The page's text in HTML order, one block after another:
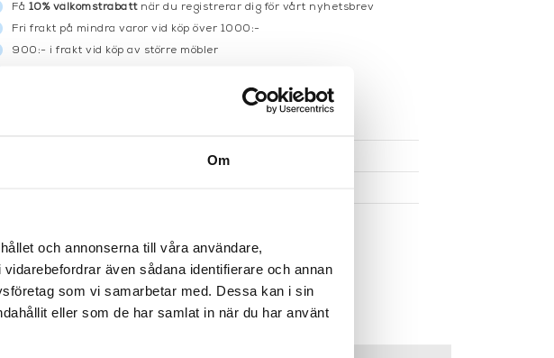
Om
och annonserna till våra användare,
även sådana identifierare och annan
som vi samarbetar med. Dessa kan i sin
eller som de har samlat in när du har använt
Få 10% välkomstrabattnär du registrerar dig för vårt nyhetsbrev
Fri frakt på mindra varor vid köp över 1000:-
900:- i frakt vid köp av större möbler